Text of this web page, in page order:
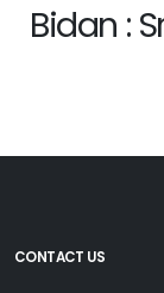
Bidan :
CONTACT US